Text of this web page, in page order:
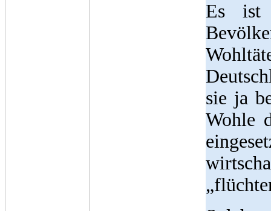
Es ist
sie ja
Wohle